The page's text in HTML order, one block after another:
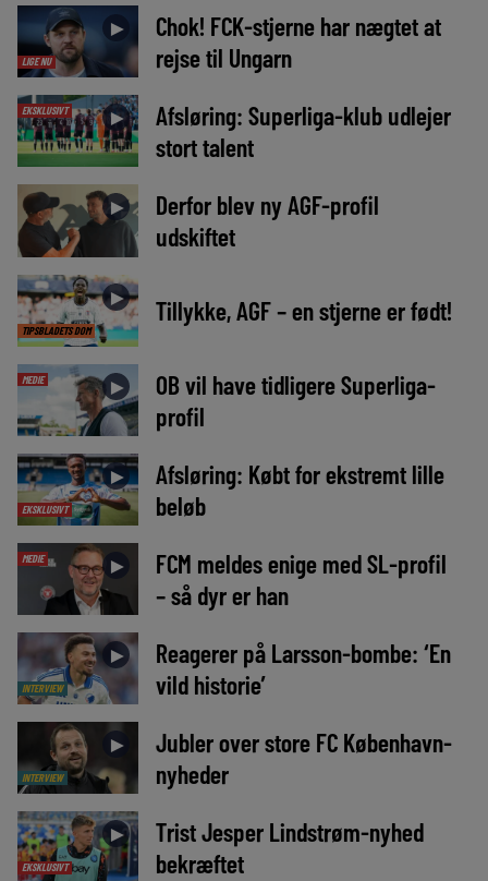
LIGE NU
►
Chok! FCK-stjerne har nægtet at
rejse til Ungarn
EKSKLUSIVT ►
Afsløring: Superliga-klub udlejer
stort talent
►
Derfor blev ny AGF-profil
udskiftet
TIPSBLADETS DOM
► Tillykke, AGF – en stjerne er født!
MEDIE ►
OB vil have tidligere Superliga-
profil
EKSKLUSIVT
►
Afsløring: Købt for ekstremt lille
beløb
MEDIE ►
FCM meldes enige med SL-profil
– så dyr er han
INTERVIEW
►
Reagerer på Larsson-bombe: ‘En
vild historie’
INTERVIEW
►
Jubler over store FC København-
nyheder
EKSKLUSIVT
►
Trist Jesper Lindstrøm-nyhed
bekræftet